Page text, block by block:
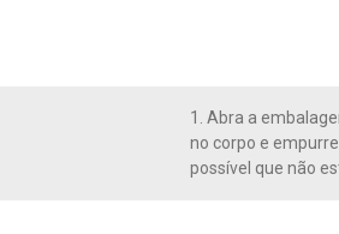
1. Abra a
no corpo e
possível que não